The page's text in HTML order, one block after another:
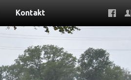
Kontakt